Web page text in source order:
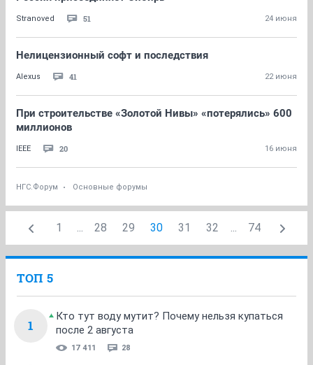
Stranoved 51 24 июня
Нелицензионный софт и последствия
Alexus 41 22 июня
При строительстве «Золотой Нивы» «потерялись» 600
миллионов
IEEE 20 16 июня
НГС.Форум Основные форумы
1 ... 28 29 30 31 32 ... 74
ТОП 5
1
Кто тут воду мутит? Почему нельзя купаться
после 2 августа
17 411 28